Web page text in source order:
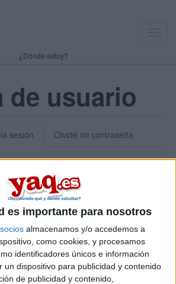
es importante para nosotros
socios almacenamos y/o accedemos a
como cookies, y procesamos
identificadores únicos e información
un dispositivo para publicidad y contenido
de publicidad y contenido,
¿Dónde estoy?
de usuario
sesión Olvidé mi contraseña
tu nombre de usuario o tu
que acompaña a tu nombre de usuario